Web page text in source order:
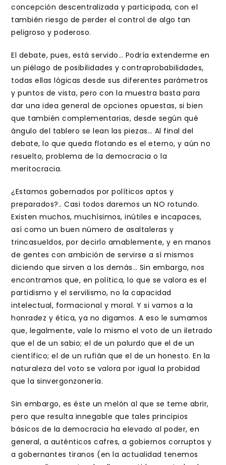
concepción descentralizada y participada, con el
también riesgo de perder el control de algo tan
peligroso y poderoso.
El debate, pues, está servido… Podría extenderme en
un piélago de posibilidades y contraprobabilidades,
todas ellas lógicas desde sus diferentes parámetros
y puntos de vista, pero con la muestra basta para
dar una idea general de opciones opuestas, si bien
que también complementarias, desde según qué
ángulo del tablero se lean las piezas… Al final del
debate, lo que queda flotando es el eterno, y aún no
resuelto, problema de la democracia o la
meritocracia.
¿Estamos gobernados por políticos aptos y
preparados?.. Casi todos daremos un NO rotundo.
Existen muchos, muchísimos, inútiles e incapaces,
así como un buen número de asaltaleras y
trincasueldos, por decirlo amablemente, y en manos
de gentes con ambición de servirse a sí mismos
diciendo que sirven a los demás… Sin embargo, nos
encontramos que, en política, lo que se valora es el
partidismo y el servilismo, no la capacidad
intelectual, formacional y moral. Y si vamos a la
honradez y ética, ya no digamos. A eso le sumamos
que, legalmente, vale lo mismo el voto de un iletrado
que el de un sabio; el de un palurdo que el de un
científico; el de un rufián que el de un honesto. En la
naturaleza del voto se valora por igual la probidad
que la sinvergonzonería.
Sin embargo, es éste un melón al que se teme abrir,
pero que resulta innegable que tales principios
básicos de la democracia ha elevado al poder, en
general, a auténticos cafres, a gobiernos corruptos y
a gobernantes tiranos (en la actualidad tenemos